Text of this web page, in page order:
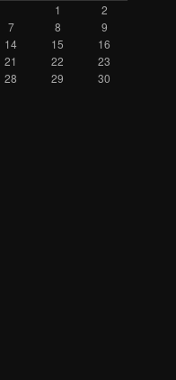
1
2
7 8
9
14 15
16
21 22
23
28 29
30